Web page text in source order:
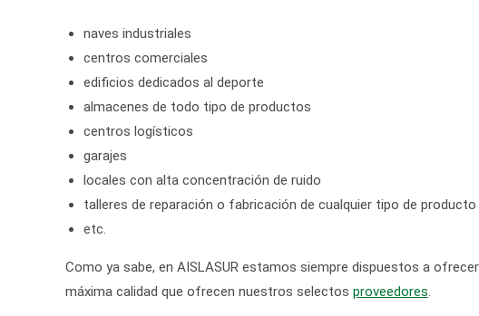
naves industriales
centros comerciales
edificios dedicados al deporte
almacenes de todo tipo de productos
centros logísticos
garajes
locales con alta concentración de ruido
talleres de reparación o fabricación de cualquier tipo de producto
etc.
Como ya sabe, en AISLASUR estamos siempre dispuestos a
máxima calidad que ofrecen nuestros selectos proveedores.